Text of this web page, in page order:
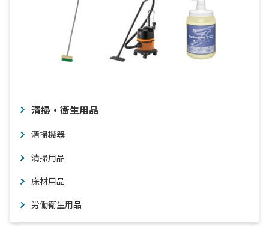
清掃・衛生用品
清掃機器
清掃用品
床材用品
労働衛生用品